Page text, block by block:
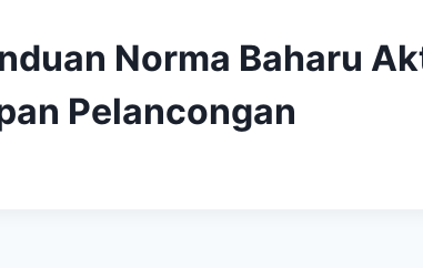
Norma Baharu
Pelancongan